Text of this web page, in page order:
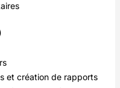
et création de rapports